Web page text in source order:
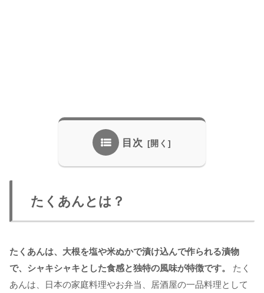
目次
たくあんとは？
たくあんは、大根を塩や米ぬかで漬け込んで作られる漬物
で、シャキシャキとした食感と独特の風味が特徴です。
たく
あんは、日本の家庭料理やお弁当、居酒屋の一品料理として